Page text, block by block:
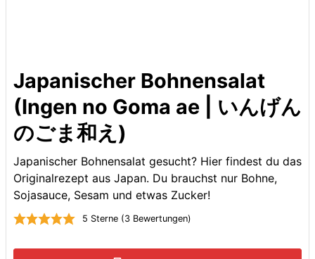
Japanischer Bohnensalat
(Ingen no Goma ae | いんげん
のごま和え)
Japanischer Bohnensalat gesucht? Hier findest du das
Originalrezept aus Japan. Du brauchst nur Bohne,
Sojasauce, Sesam und etwas Zucker!
5 Sterne (3Bewertungen)